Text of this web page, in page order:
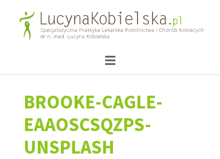
BROOKE-CAGLE-
EAAOSCSQZPS-
UNSPLASH